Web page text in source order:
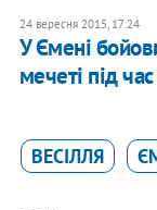
24 вересня 2015, 17:24
У Ємені
мечеті під
ВЕСІЛЛЯ